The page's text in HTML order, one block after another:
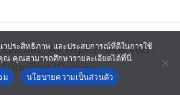
All rights reserved.,
ว็บไซต์โดย iDesign
าประสิทธิภาพ และประสบการณ์ที่ดีในการใช้
ณ คุณสามารถศึกษารายละเอียดได้ที่นี่
ม
นโยบายความเป็นส่วนตัว